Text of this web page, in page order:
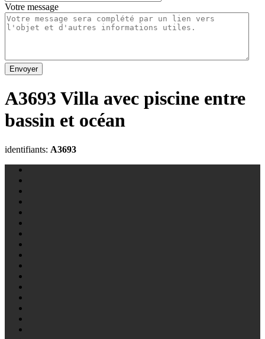
Votre message
Envoyer
A3693 Villa avec piscine entre
bassin et océan
identifiants: A3693